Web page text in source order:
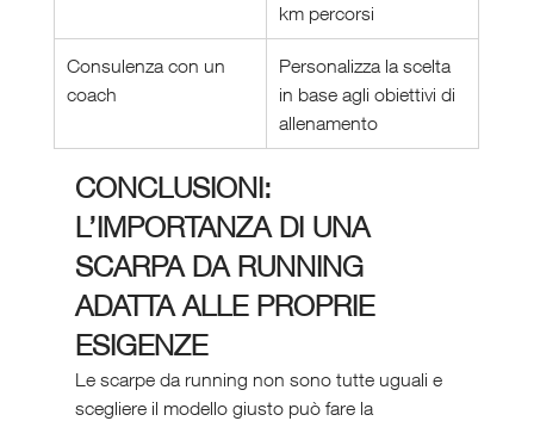
km percorsi
Consulenza con un
coach
Personalizza la scelta
in base agli obiettivi di
allenamento
CONCLUSIONI:
L’IMPORTANZA DI UNA
SCARPA DA RUNNING
ADATTA ALLE PROPRIE
ESIGENZE
Le scarpe da running non sono tutte uguali e
scegliere il modello giusto può fare la